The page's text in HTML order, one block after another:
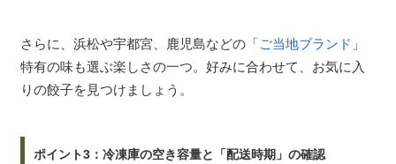
さらに、浜松や宇都宮、鹿児島などの「ご当地ブランド 」
特有の味も選ぶ楽しさの一つ。好みに合わせて、お気に入
りの餃子を見つけましょう。
ポイント3：冷凍庫の空き容量と「配送時期」の確認